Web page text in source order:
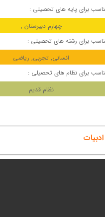
برای پایه های تحصیلی :
چهارم دبیرستان ,
برای رشته های تحصیلی :
انسانی, تجربی, ریاضی
برای نظام های تحصیلی :
نظام قدیم